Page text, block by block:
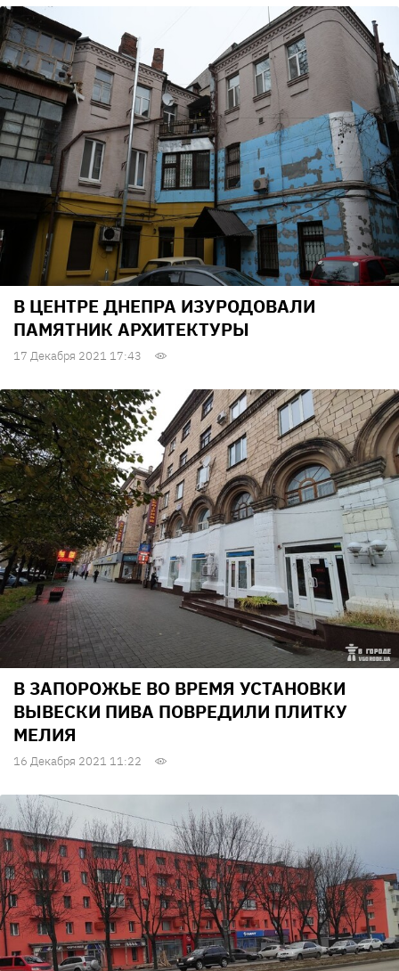
В ЦЕНТРЕ ДНЕПРА ИЗУРОДОВАЛИ
ПАМЯТНИК АРХИТЕКТУРЫ
17 Декабря 2021 17:43
В ЗАПОРОЖЬЕ ВО ВРЕМЯ УСТАНОВКИ
ВЫВЕСКИ ПИВА ПОВРЕДИЛИ ПЛИТКУ
МЕЛИЯ
16 Декабря 2021 11:22